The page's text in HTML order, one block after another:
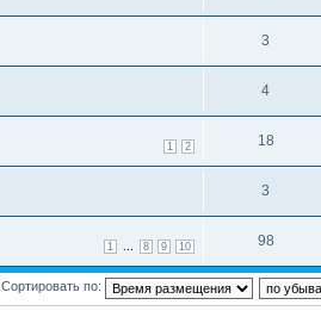
3
4
1 2 18
3
1 8 9 10 98
Сортировать по: